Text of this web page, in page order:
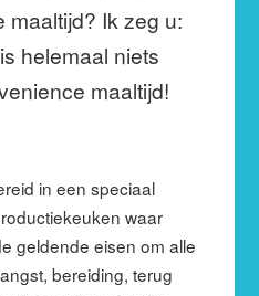
Ik zeg u:
helemaal niets
maaltijd!
in een speciaal
waar
geldende eisen om alle
bereiding, terug